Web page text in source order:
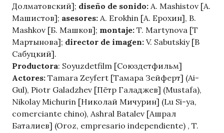
Долматовский]; diseño de sonido: A. Mashistov [А.
Машистов]; asesores: A. Erokhin [А. Ерохин], B.
Mashkov [Б. Машков]; montaje: T. Martynova [Т
Мартынова]; director de imagen: V. Sabutskiy [В
Сабуцкий].
Productora: Soyuzdetfilm [Союздетфильм]
Actores: Tamara Zeyfert [Тамара Зейферт] (Ai-
Gul), Piotr Galadzhev [Пётр Галаджев] (Mustafa),
Nikolay Michurin [Николай Мичурин] (Lu Si-ya,
comerciante chino), Ashral Batalev [Ашрал
Баталиев] (Oroz, empresario independiente) , T.